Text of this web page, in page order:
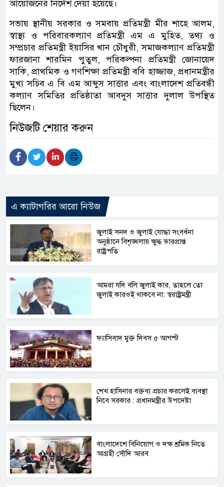
আয়োজনের নির্দেশ দেয়া হয়েছে।
সভায় স্থানীয় সরকার ও সমবায় প্রতিমন্ত্রী মীর শাহে আলম,
স্বাস্থ্য ও পরিবারকল্যাণ প্রতিমন্ত্রী এম এ মুহিত, তথ্য ও
সম্প্রচার প্রতিমন্ত্রী ইয়াসির খান চৌধুরী, সমাজকল্যাণ প্রতিমন্ত্রী
ফারজানা শারমিন পুতুল, পরিকল্পনা প্রতিমন্ত্রী জোনায়েদ
সাকি, প্রাথমিক ও গণশিক্ষা প্রতিমন্ত্রী ববি হাজ্জাজ, প্রধানমন্ত্রীর
মুখ্য সচিব এ বি এম আব্দুস সাত্তার এবং বাংলাদেশ প্রতিবন্ধী
কল্যাণ সমিতির প্রতিষ্ঠাতা আবদুস সাত্তার দুলাল উপস্থিত
ছিলেন।
নিউজটি শেয়ার করুন
এ ক্যাটাগরির আরো নিউজ
জুলাই সনদ ও জুলাই যোদ্ধা সংবর্ধনা
অনুষ্ঠানে বিশৃঙ্খলায় ক্ষুদ্ধ ভারপ্রাপ্ত
রাষ্ট্রপতি
আমরা যদি বলি জুলাই কার, তাহলে তো
জুলাই কারওই থাকবে না: স্বরাষ্ট্রমন্ত্রী
ফ্যাসিবাদ মুক্ত দিবস ৫ আগস্ট
শেখ হাসিনার বক্তব্য প্রচার করলেই ব্যবস্থা
নিবে সরকার : প্রধানমন্ত্রীর উপদেষ্টা
বাংলাদেশে বিনিয়োগ ও দক্ষ শ্রমিক নিতে
আগ্রহী সৌদি আরব